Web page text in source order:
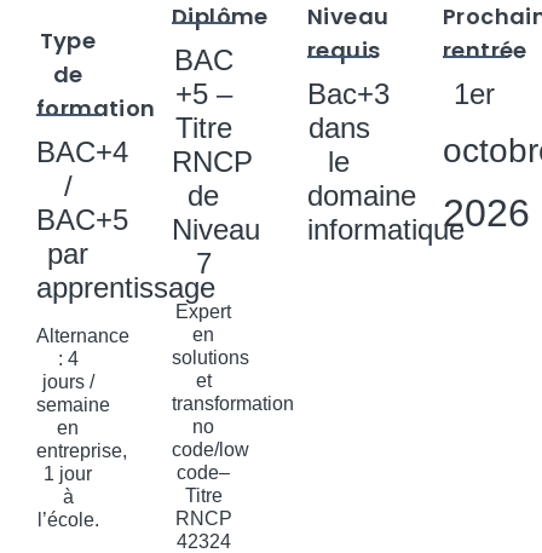
Type
de
formation
BAC+4
/
BAC+5
par
apprentissage
Alternance
: 4
jours /
semaine
en
entreprise,
1 jour
à
l’école.
Diplôme
BAC
+5 –
Titre
RNCP
de
Niveau
7
Expert
en
solutions
et
transformation
no
code/low
code–
Titre
RNCP
42324
Niveau
requis
Bac+3
dans
le
domaine
informatique
rentrée
1er
2026